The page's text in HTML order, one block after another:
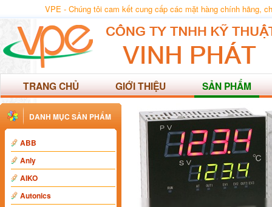
VPE - Chúng tôi cam kết cung cấp các mặt hàng chính hãng,
TRANG CHỦ GIỚI THIỆU SẢN PHẨM
DANH MỤC SẢN PHẨM
ABB
Anly
AIKO
Autonics